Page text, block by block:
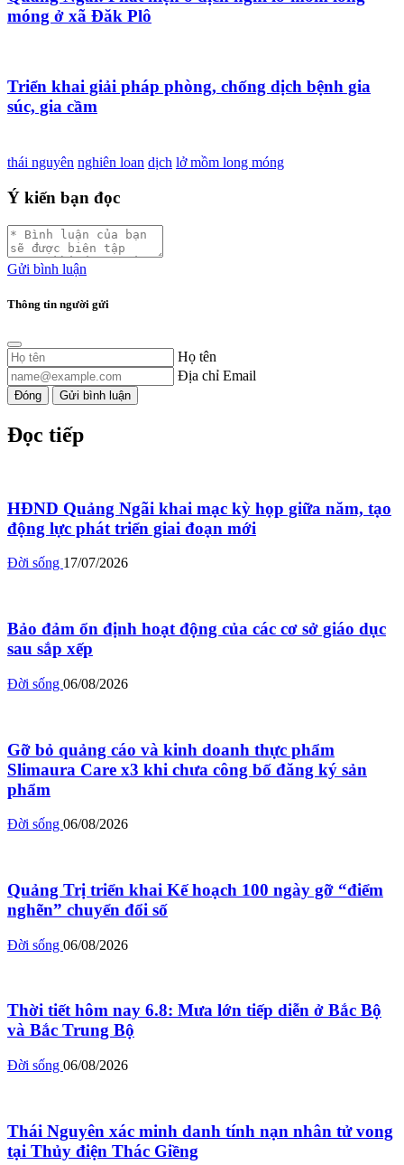
móng ở xã Đăk Plô
Triển khai giải pháp phòng, chống dịch bệnh gia
súc, gia cầm
thái nguyên nghiên loan dịch lở mồm long móng
Ý kiến bạn đọc
Gửi bình luận
Thông tin người gửi
Họ tên
Địa chỉ Email
Đóng Gửi bình luận
Đọc tiếp
HĐND Quảng Ngãi khai mạc kỳ họp giữa năm, tạo
động lực phát triển giai đoạn mới
Đời sống 17/07/2026
Bảo đảm ổn định hoạt động của các cơ sở giáo dục
sau sắp xếp
Đời sống 06/08/2026
Gỡ bỏ quảng cáo và kinh doanh thực phẩm
Slimaura Care x3 khi chưa công bố đăng ký sản
phẩm
Đời sống 06/08/2026
Quảng Trị triển khai Kế hoạch 100 ngày gỡ “điểm
nghẽn” chuyển đổi số
Đời sống 06/08/2026
Thời tiết hôm nay 6.8: Mưa lớn tiếp diễn ở Bắc Bộ
và Bắc Trung Bộ
Đời sống 06/08/2026
Thái Nguyên xác minh danh tính nạn nhân tử vong
tại Thủy điện Thác Giềng